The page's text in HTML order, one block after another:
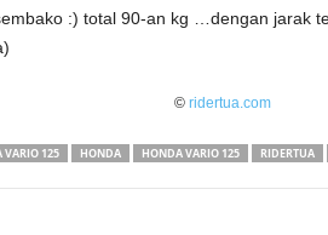
:) total 90-an kg …dengan jarak
© ridertua.com
VARIO 125 HONDA HONDA VARIO 125 RIDERTUA